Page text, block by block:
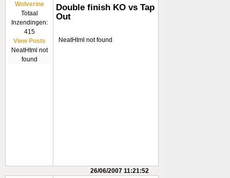
Wolverine
Totaal
Inzendingen:
415
View Posts
NeatHtml not
found
Double finish KO vs Tap
Out
NeatHtml not found
26/06/2007 11:21:52